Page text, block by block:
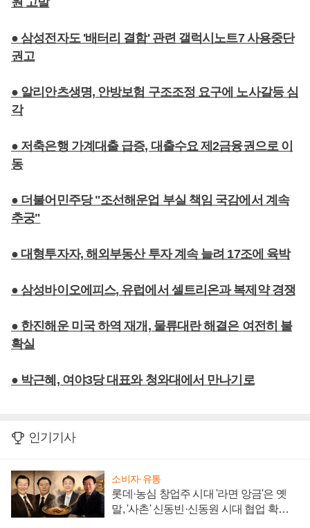
● 삼성전자도 '배터리 결함' 관련 갤럭시노트7 사용중단
권고
● 알리안츠생명, 안방보험 구조조정 요구에 노사갈등 심
각
● 저축은행 가계대출 급증, 대출수요 제2금융권으로 이
동
● 더불어민주당 "조선해운업 부실 책임 국감에서 계속
추궁"
● 대형투자자, 해외부동산 투자 계속 늘려 17조에 육박
● 삼성바이오에피스, 유럽에서 셀트리온과 복제약 경쟁
● 한진해운 미국 하역 재개, 물류대란 해결은 여전히 불
확실
● 박근혜, 여야3당 대표와 청와대에서 만나기로
인기기사
소비자·유통
롯데·농심 창업주 시대 '라면 앙금'은 옛
말, '사촌' 신동빈·신동원 시대 협업 확대